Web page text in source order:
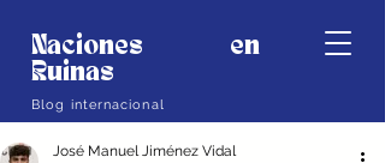
Naciones en
Ruinas
Blog internacional
José Manuel Jiménez Vidal